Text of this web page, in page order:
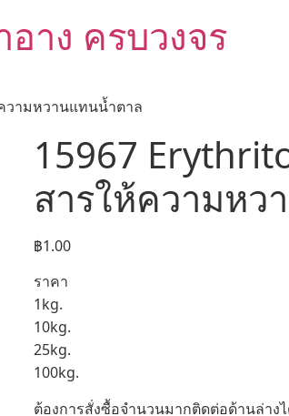
าง ครบวงจร
วามหวานแทนน้ำตาล
15967
สารให้ความห
฿1.00
ราคา
1kg.
10kg.
25kg.
100kg.
ต้องการสั่งซื้อจำนวนมากติดต่อด้านล่างไ